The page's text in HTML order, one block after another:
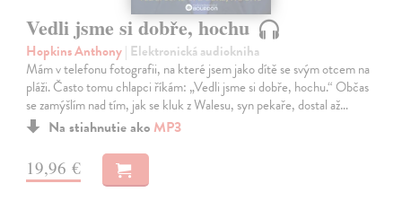
Vedli jsme si dobře, hochu
Hopkins Anthony| Elektronická audiokniha
Mám v telefonu fotografii, na které jsem jako dítě se svým otcem na
pláži. Často tomu chlapci říkám: „Vedli jsme si dobře, hochu.“ Občas
se zamýšlím nad tím, jak se kluk z Walesu, syn pekaře, dostal až…
Na stiahnutie ako MP3
19,96 €